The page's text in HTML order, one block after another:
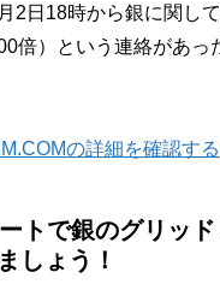
2日18時から銀に関し
倍）という連絡があっ
の詳細を確認する
トで銀のグリッ
しょう！